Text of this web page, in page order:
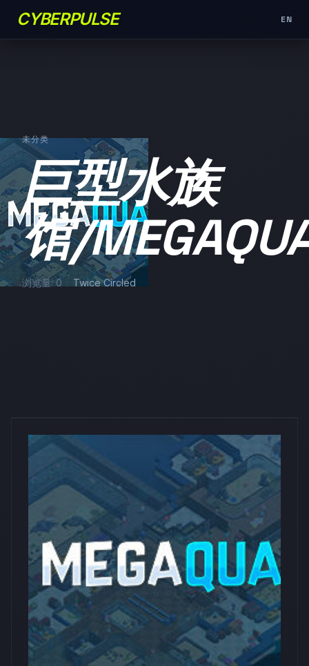
CYBERPULSE EN
未分类
巨型水族
馆/
浏览量: 0 Twice Circled